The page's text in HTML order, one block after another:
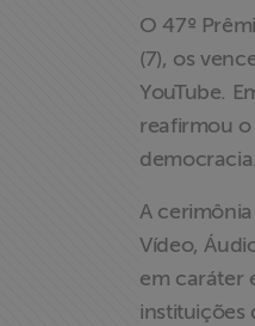
O 47º
(7), os
YouTube.
reafirmou
democracia.
A
Vídeo,
em caráter
instituições